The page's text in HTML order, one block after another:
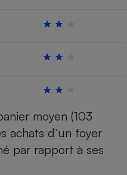
moyen (103
achats d’un foyer
par rapport à ses